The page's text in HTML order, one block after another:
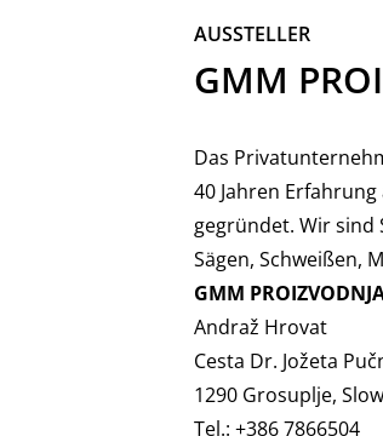
AUSSTELLER
GMM
Das
40 Jahren
gegründet. Wir sind
Sägen, Schweißen,
GMM
Andraž Hrovat
Cesta Dr. Jožeta
1290 Grosuplje,
Tel.: +386 7866504